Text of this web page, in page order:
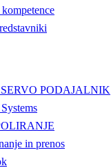
PODAJALNIK
in prenos